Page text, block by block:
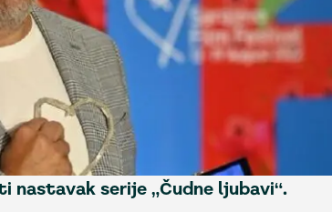
nastavak serije „Čudne ljubavi“.